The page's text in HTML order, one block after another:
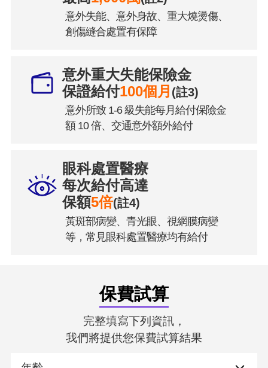
意外失能、意外身故、重大燒燙傷、
創傷縫合處置有保障
意外重大失能保險金
保證給付100個月 (註3)
意外所致 1-6 級失能每月給付保險金
額 10 倍、交通意外額外給付
眼科處置醫療
每次給付高達
保額5倍(註4)
黃斑部病變、青光眼、視網膜病變
等，常見眼科處置醫療均有給付
保費試算
完整填寫下列資訊，
我們將提供您保費試算結果